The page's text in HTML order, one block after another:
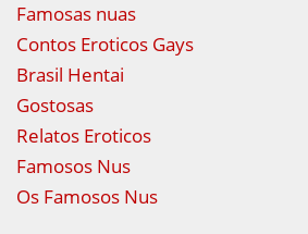
Famosas nuas
Contos Eroticos Gays
Brasil Hentai
Gostosas
Relatos Eroticos
Famosos Nus
Os Famosos Nus